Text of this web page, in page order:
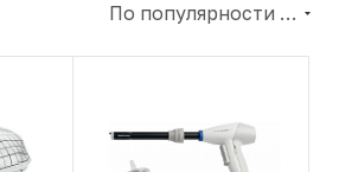
По популярности (убывание)